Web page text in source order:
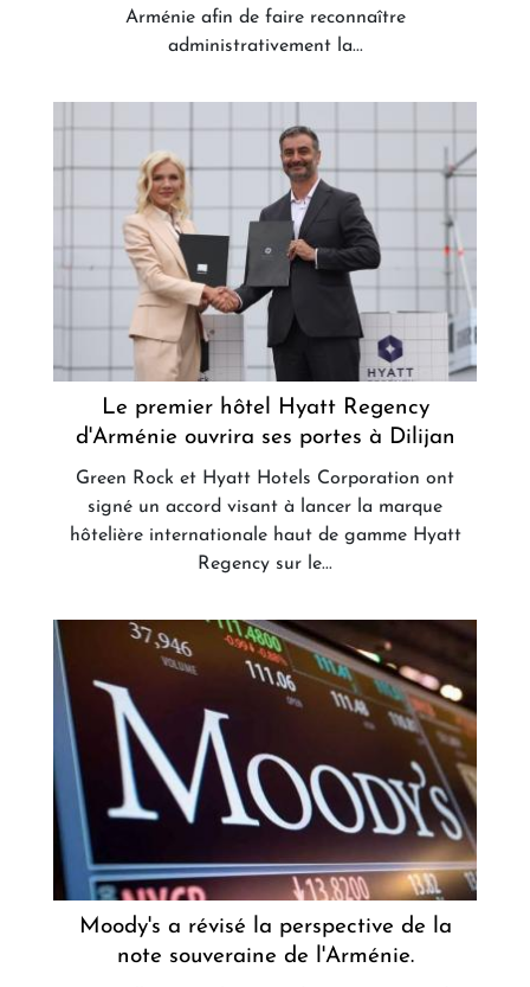
Arménie afin de faire reconnaître
administrativement la...
Le premier hôtel Hyatt Regency
d'Arménie ouvrira ses portes à Dilijan
Green Rock et Hyatt Hotels Corporation ont
signé un accord visant à lancer la marque
hôtelière internationale haut de gamme Hyatt
Regency sur le...
Moody's a révisé la perspective de la
note souveraine de l'Arménie.